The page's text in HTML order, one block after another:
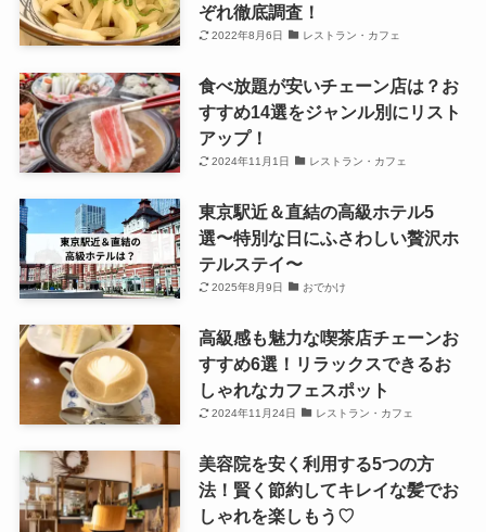
ぞれ徹底調査！
2022年8月6日 レストラン・カフェ
食べ放題が安いチェーン店は？お
すすめ14選をジャンル別にリスト
アップ！
2024年11月1日 レストラン・カフェ
東京駅近＆直結の高級ホテル5
選〜特別な日にふさわしい贅沢ホ
テルステイ〜
2025年8月9日 おでかけ
高級感も魅力な喫茶店チェーンお
すすめ6選！リラックスできるお
しゃれなカフェスポット
2024年11月24日 レストラン・カフェ
美容院を安く利用する5つの方
法！賢く節約してキレイな髪でお
しゃれを楽しもう♡